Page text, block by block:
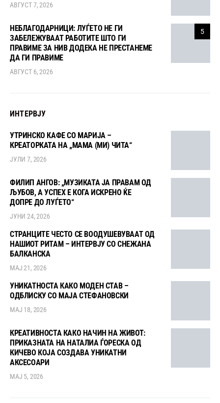
АВГУСТ 7, 2026
5
НЕБЛАГОДАРНИЦИ: ЛУЃЕТО НЕ ГИ
ЗАБЕЛЕЖУВААТ РАБОТИТЕ ШТО ГИ
ПРАВИМЕ ЗА НИВ ДОДЕКА НЕ ПРЕСТАНЕМЕ
ДА ГИ ПРАВИМЕ
АВГУСТ 6, 2026
ИНТЕРВЈУ
УТРИНСКО КАФЕ СО МАРИЈА –
КРЕАТОРКАТА НА „МАМА (МИ) ЧИТА“
ЈУЛИ 7, 2026
ФИЛИП АНГОВ: „МУЗИКАТА ЈА ПРАВАМ ОД
ЉУБОВ, А УСПЕХ Е КОГА ИСКРЕНО ЌЕ
ДОПРЕ ДО ЛУЃЕТО“
ЈУНИ 24, 2026
СТРАНЦИТЕ ЧЕСТО СЕ ВООДУШЕВУВААТ ОД
НАШИОТ РИТАМ – ИНТЕРВЈУ СО СНЕЖАНА
БАЛКАНСКА
МАЈ 21, 2026
УНИКАТНОСТА КАКО МОДЕН СТАВ –
ОДБЛИСКУ СО МАЈА СТЕФАНОВСКИ
МАЈ 18, 2026
КРЕАТИВНОСТА КАКО НАЧИН НА ЖИВОТ:
ПРИКАЗНАТА НА НАТАЛИА ЃОРЕСКА ОД
КИЧЕВО КОЈА СОЗДАВА УНИКАТНИ
АКСЕСОАРИ
МАЈ 5, 2026